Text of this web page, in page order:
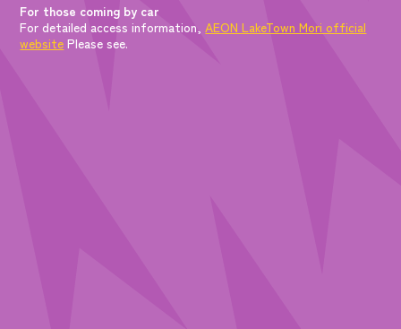
For those coming by car
For detailed access information,AEON LakeTown Mori official
website Please see.